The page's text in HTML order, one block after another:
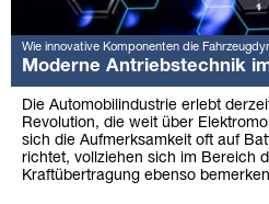
Wie innovative Komponenten die
Moderne Antriebstechnik
Die Automobilindustrie erlebt
Revolution, die weit über
sich die Aufmerksamkeit oft auf
richtet, vollziehen sich im Bereich
Kraftübertragung ebenso